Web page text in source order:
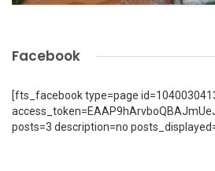
Facebook
[fts_facebook type=page
posts=3 description=no